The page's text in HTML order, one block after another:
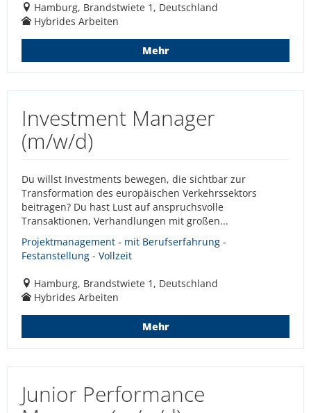
Hamburg, Brandstwiete 1, Deutschland
Hybrides Arbeiten
Mehr
Investment Manager
(m/w/d)
Du willst Investments bewegen, die sichtbar zur
Transformation des europäischen Verkehrssektors
beitragen? Du hast Lust auf anspruchsvolle
Transaktionen, Verhandlungen mit großen...
Projektmanagement - mit Berufserfahrung -
Festanstellung - Vollzeit
Hamburg, Brandstwiete 1, Deutschland
Hybrides Arbeiten
Mehr
Junior Performance